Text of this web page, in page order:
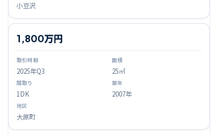
小豆沢
2025年Q3
1,800万円
25㎡
1DK 2007年
大原町